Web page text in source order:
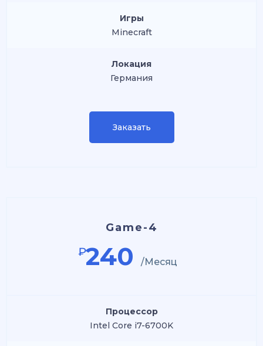
Игры
Minecraft
Локация
Германия
Заказать
Game-4
₽240 /Месяц
Процессор
Intel Core i7-6700K